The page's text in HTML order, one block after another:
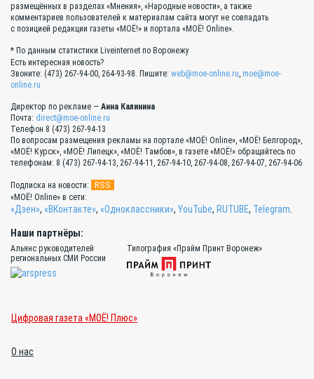
размещённых в разделах «Мнения», «Народные новости», а также
комментариев пользователей к материалам сайта могут не совпадать
с позицией редакции газеты «МОЁ!» и портала «МОЁ! Online».
* По данным статистики Liveinternet по Воронежу
Есть интересная новость?
Звоните: (473) 267-94-00, 264-93-98. Пишите: web@moe-online.ru, moe@moe-
online.ru
Директор по рекламе — Анна Калинина
Почта: direct@moe-online.ru
Телефон 8 (473) 267-94-13
По вопросам размещения рекламы на портале «МОЁ! Online», «МОЁ! Белгород»,
«МОЁ! Курск», «МОЁ! Липецк», «МОЁ! Тамбов», в газете «МОЁ!» обращайтесь по
телефонам: 8 (473) 267-94-13, 267-94-11, 267-94-10, 267-94-08, 267-94-07, 267-94-06
Подписка на новости: RSS
«МОЁ! Online» в сети:
«Дзен», «ВКонтакте», «Одноклассники», YouTube, RUTUBE, Telegram
Наши партнёры:
Альянс руководителей
региональных СМИ России
Типография «Прайм Принт Воронеж»
Цифровая газета «МОЁ! Плюс»
О нас